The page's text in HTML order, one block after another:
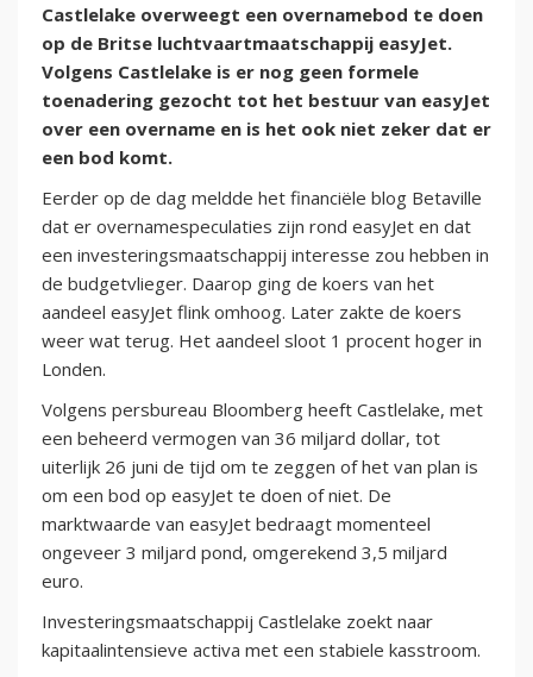
Castlelake overweegt een overnamebod te doen
op de Britse luchtvaartmaatschappij easyJet.
Volgens Castlelake is er nog geen formele
toenadering gezocht tot het bestuur van easyJet
over een overname en is het ook niet zeker dat er
een bod komt.
Eerder op de dag meldde het financiële blog Betaville
dat er overnamespeculaties zijn rond easyJet en dat
een investeringsmaatschappij interesse zou hebben in
de budgetvlieger. Daarop ging de koers van het
aandeel easyJet flink omhoog. Later zakte de koers
weer wat terug. Het aandeel sloot 1 procent hoger in
Londen.
Volgens persbureau Bloomberg heeft Castlelake, met
een beheerd vermogen van 36 miljard dollar, tot
uiterlijk 26 juni de tijd om te zeggen of het van plan is
om een bod op easyJet te doen of niet. De
marktwaarde van easyJet bedraagt momenteel
ongeveer 3 miljard pond, omgerekend 3,5 miljard
euro.
Investeringsmaatschappij Castlelake zoekt naar
kapitaalintensieve activa met een stabiele kasstroom.